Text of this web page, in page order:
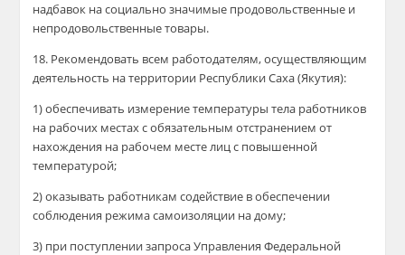
надбавок на социально значимые продовольственные и
непродовольственные товары.
18. Рекомендовать всем работодателям, осуществляющим
деятельность на территории Республики Саха (Якутия):
1) обеспечивать измерение температуры тела работников
на рабочих местах с обязательным отстранением от
нахождения на рабочем месте лиц с повышенной
температурой;
2) оказывать работникам содействие в обеспечении
соблюдения режима самоизоляции на дому;
3) при поступлении запроса Управления Федеральной